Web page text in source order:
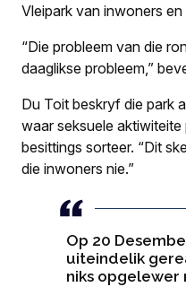
Vleipark van inwoners
“Die probleem van die
daaglikse probleem,”
Du Toit beskryf die park
waar seksuele
besittings sorteer. “Dit
die inwoners nie.”
Op 20
uiteindelik
niks opgelewer